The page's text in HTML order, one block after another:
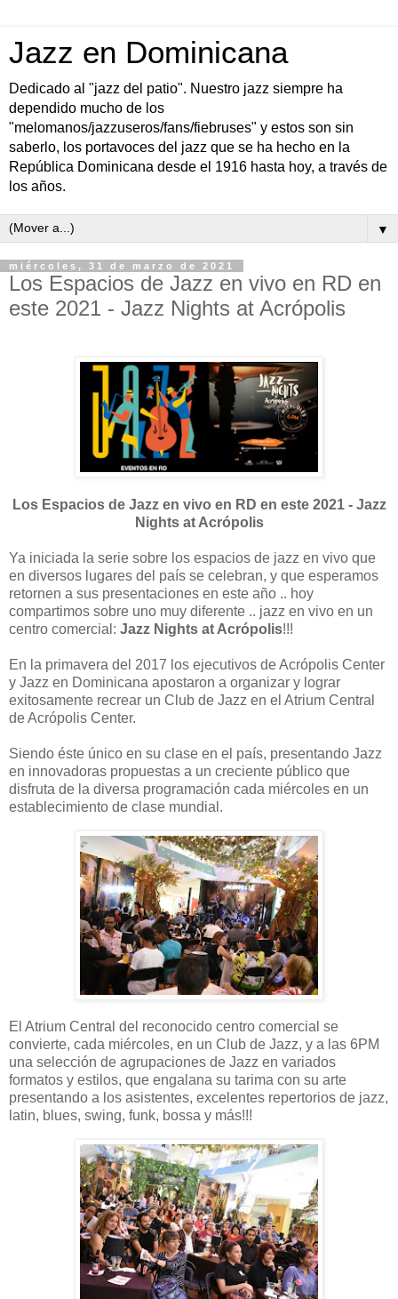
Jazz en Dominicana
Dedicado al "jazz del patio". Nuestro jazz siempre ha
dependido mucho de los
"melomanos/jazzuseros/fans/fiebruses" y estos son sin
saberlo, los portavoces del jazz que se ha hecho en la
República Dominicana desde el 1916 hasta hoy, a través de
los años.
▼
miércoles, 31 de marzo de 2021
Los Espacios de Jazz en vivo en RD en
este 2021 - Jazz Nights at Acrópolis
Los Espacios de Jazz en vivo en RD en este 2021 - Jazz
Nights at Acrópolis
Ya iniciada la serie sobre los espacios de jazz en vivo que
en diversos lugares del país se celebran, y que esperamos
retornen a sus presentaciones en este año .. hoy
compartimos sobre uno muy diferente .. jazz en vivo en un
centro comercial: Jazz Nights at Acrópolis!!!
En la primavera del 2017 los ejecutivos de Acrópolis Center
y Jazz en Dominicana apostaron a organizar y lograr
exitosamente recrear un Club de Jazz en el Atrium Central
de Acrópolis Center.
Siendo éste único en su clase en el país, presentando Jazz
en innovadoras propuestas a un creciente público que
disfruta de la diversa programación cada miércoles en un
establecimiento de clase mundial.
El Atrium Central del reconocido centro comercial se
convierte, cada miércoles, en un Club de Jazz, y a las 6PM
una selección de agrupaciones de Jazz en variados
formatos y estilos, que engalana su tarima con su arte
presentando a los asistentes, excelentes repertorios de jazz,
latin, blues, swing, funk, bossa y más!!!